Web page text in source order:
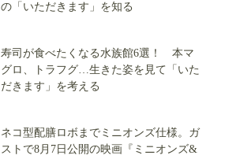
の「いただきます」を知る
寿司が食べたくなる水族館6選！ 本マ
グロ、トラフグ…生きた姿を見て「いた
だきます」を考える
ネコ型配膳ロボまでミニオンズ仕様。ガ
ストで8月7日公開の映画『ミニオンズ&